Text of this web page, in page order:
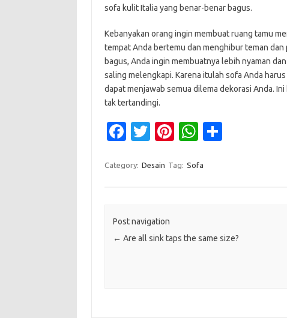
sofa kulit Italia yang benar-benar bagus.
Kebanyakan orang ingin membuat ruang tamu
tempat Anda bertemu dan menghibur teman
bagus, Anda ingin membuatnya lebih nyaman
saling melengkapi. Karena itulah sofa Anda
dapat menjawab semua dilema dekorasi Anda.
tak tertandingi.
Fa
e
o
k
T
it
Pi
er
W
at
p
Category: Desain Tag: Sofa
Post navigation
← Are all sink taps the same size?